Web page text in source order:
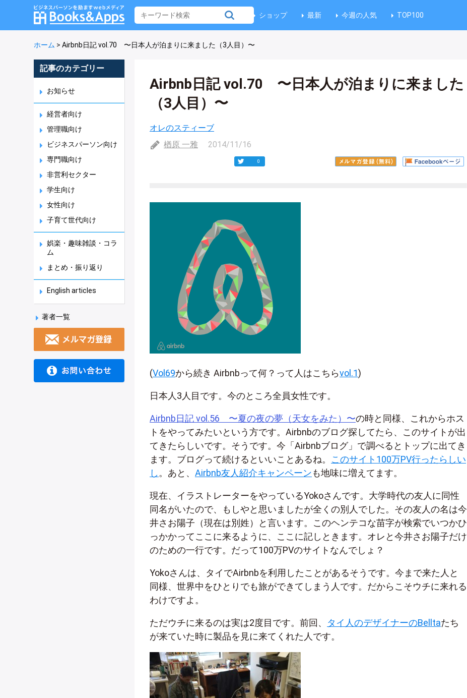
ショップ 最新 今週の人気 TOP100
ホーム > Airbnb日記 vol.70 〜日本人が泊まりに来ました（3人目）〜
記事のカテゴリー
お知らせ
経営者向け
管理職向け
ビジネスパーソン向け
専門職向け
非営利セクター
学生向け
女性向け
子育て世代向け
娯楽・趣味雑談・コラ
ム
まとめ・振り返り
English articles
著者一覧
Airbnb日記 vol.70 〜日本人が泊まりに来ました
（3人目）〜
オレのスティーブ
楢原 一雅
2014/11/16
0
(Vol69から続き Airbnbって何？って人はこちらvol.1)
日本人3人目です。今のところ全員女性です。
Airbnb日記 vol.56 〜夏の夜の夢（天女をみた）〜の時と同様、これからホス
トをやってみたいという方です。Airbnbのブログ探してたら、このサイトが出
てきたらしいです。そうです。今「Airbnbブログ」で調べるとトップに出てき
ます。ブログって続けるといいことあるね。 このサイト100万PV行ったらしい
し 。あと、 Airbnb友人紹介キャンペーンも地味に増えてます。
現在、イラストレーターをやっているYokoさんです。大学時代の友人に同性
同名がいたので、もしやと思いましたが全くの別人でした。その友人の名は今
井さお陽子（現在は別姓）と言います。このヘンテコな苗字が検索でいつかひ
っかかってここに来るように、ここに記しときます。オレと今井さお陽子だけ
のための一行です。だって100万PVのサイトなんでしょ？
Yokoさんは、タイでAirbnbを利用したことがあるそうです。今まで来た人と
同様、世界中をひとりでも旅ができてしまう人です。だからこそウチに来れる
わけですよ。
ただウチに来るのは実は2度目です。前回、 タイ人のデザイナーのBelltaたち
が来ていた時に製品を見に来てくれた人です。